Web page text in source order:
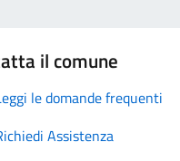
il comune
le domande frequenti
Assistenza